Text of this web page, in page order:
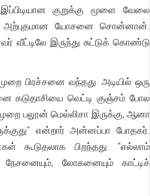
குறுக்கு மூளை வேலை
யோசனை சொன்னான்.
இருந்து சுட்டுக் கொண்டு
பிரச்சனை வந்தது. அடியில் ஒரு
கடுதாசியை வெட்டி குஞ்சம் போல
பலூன் மெல்லிசா இருக்கு, ஆனா
என்றார் அன்னப்பா போதகர்.
கூடுதலாக பிறந்தது. "எல்லாம்
லோகனையும் காட்டிச்